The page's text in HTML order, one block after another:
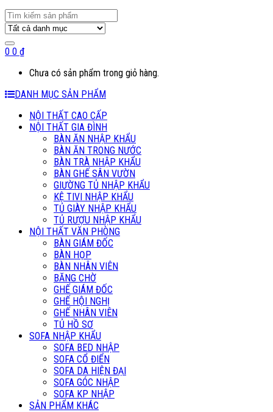
Search
for:
0 0 ₫
Chưa có sản phẩm trong giỏ hàng.
DANH MỤC SẢN PHẨM
NỘI THẤT CAO CẤP
NỘI THẤT GIA ĐÌNH
BÀN ĂN NHẬP KHẨU
BÀN ĂN TRONG NƯỚC
BÀN TRÀ NHẬP KHẨU
BÀN GHẾ SÂN VƯỜN
GIƯỜNG TỦ NHẬP KHẨU
KỆ TIVI NHẬP KHẨU
TỦ GIÀY NHẬP KHẨU
TỦ RƯỢU NHẬP KHẨU
NỘI THẤT VĂN PHÒNG
BÀN GIÁM ĐỐC
BÀN HỌP
BÀN NHÂN VIÊN
BĂNG CHỜ
GHẾ GIÁM ĐỐC
GHẾ HỘI NGHỊ
GHẾ NHÂN VIÊN
TỦ HỒ SƠ
SOFA NHẬP KHẨU
SOFA BED NHẬP
SOFA CỔ ĐIỂN
SOFA DA HIỆN ĐẠI
SOFA GÓC NHẬP
SOFA KP NHẬP
SẢN PHẨM KHÁC